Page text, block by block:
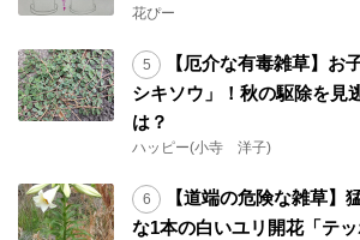
花ぴー
【厄介な有毒雑草】お
シキソウ」！秋の駆除を見
は？
ハッピー(小寺 洋子)
【道端の危険な雑草】
な1本の白いユリ開花「テ